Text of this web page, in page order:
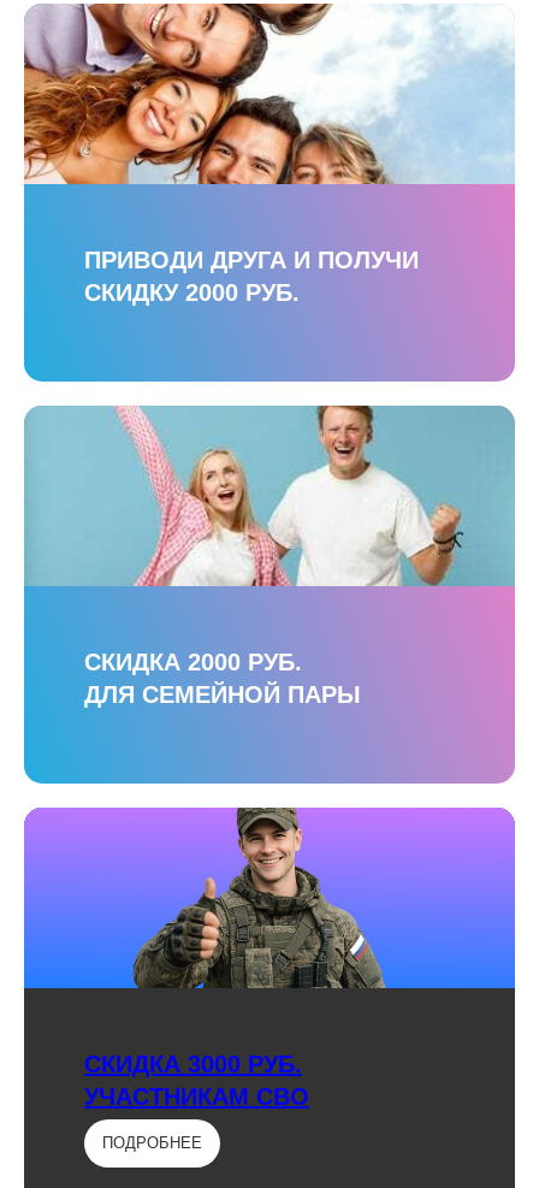
ПРИВОДИ ДРУГА И ПОЛУЧИ
СКИДКУ 2000 РУБ.
СКИДКА 2000 РУБ.
ДЛЯ СЕМЕЙНОЙ ПАРЫ
СКИДКА 3000 РУБ.
УЧАСТНИКАМ СВО
ПОДРОБНЕЕ